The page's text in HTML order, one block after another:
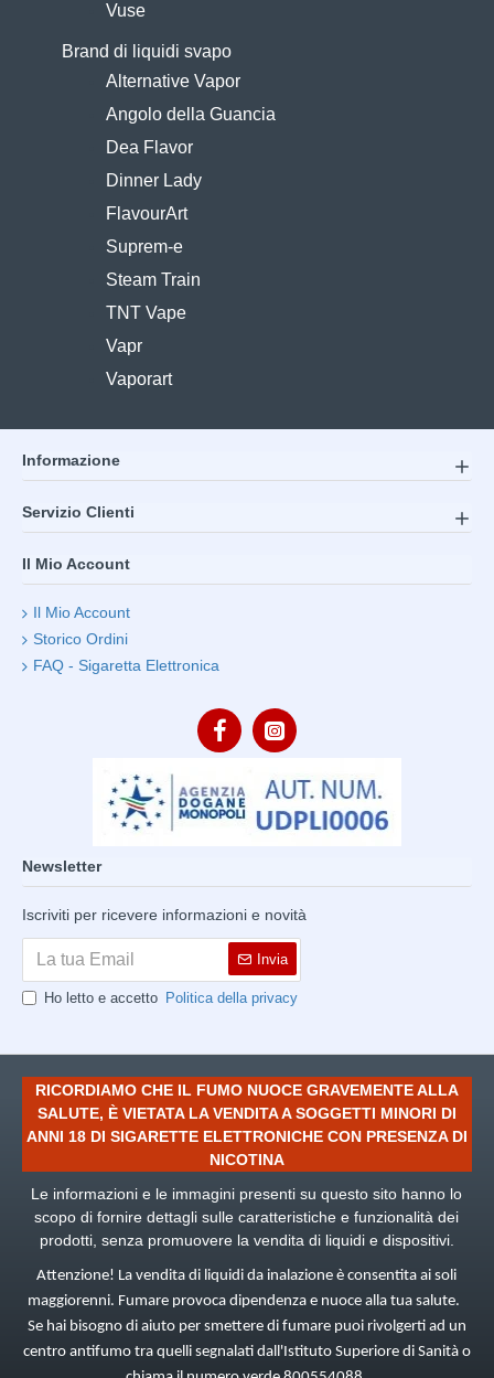
Vuse
Brand di liquidi svapo
Alternative Vapor
Angolo della Guancia
Dea Flavor
Dinner Lady
FlavourArt
Suprem-e
Steam Train
TNT Vape
Vapr
Vaporart
Informazione
Servizio Clienti
Il Mio Account
Il Mio Account
Storico Ordini
FAQ - Sigaretta Elettronica
Newsletter
Iscriviti per ricevere informazioni e novità
Invia
Ho letto e accetto Politica della privacy
RICORDIAMO CHE IL FUMO NUOCE GRAVEMENTE ALLA
SALUTE, È VIETATA LA VENDITA A SOGGETTI MINORI DI
ANNI 18 DI SIGARETTE ELETTRONICHE CON PRESENZA DI
NICOTINA
Le informazioni e le immagini presenti su questo sito hanno lo
scopo di fornire dettagli sulle caratteristiche e funzionalità dei
prodotti, senza promuovere la vendita di liquidi e dispositivi.
Attenzione! La vendita di liquidi da inalazione è consentita ai soli
maggiorenni. Fumare provoca dipendenza e nuoce alla tua salute.
Se hai bisogno di aiuto per smettere di fumare puoi rivolgerti ad un
centro antifumo tra quelli segnalati dall'Istituto Superiore di Sanità o